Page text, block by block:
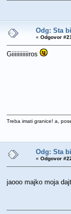
Odg: Sta
« Odgovor
Giiiiiiiiiiiros
Treba imati granice! a,
Odg: Sta
« Odgovor
jaooo majko moja